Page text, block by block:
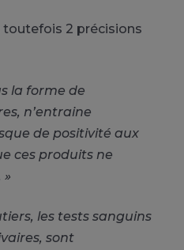
2 précisions
la forme de
n’entraine
de positivité aux
ces produits ne
les tests sanguins
sont